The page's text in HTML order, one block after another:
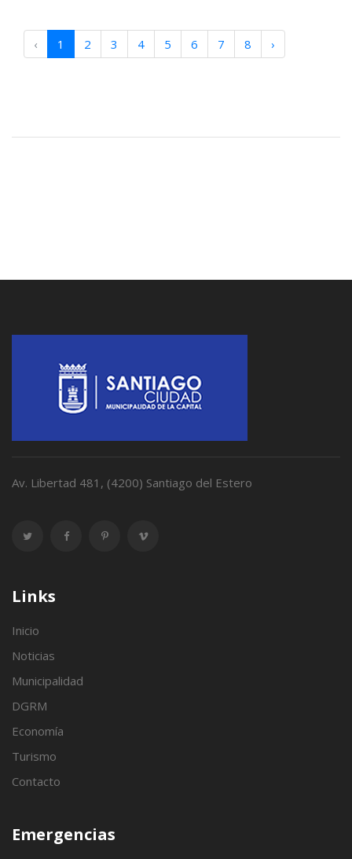
‹ 1 2 3 4 5 6 7 8 ›
Av. Libertad 481, (4200) Santiago del Estero
Links
Inicio
Noticias
Municipalidad
DGRM
Economía
Turismo
Contacto
Emergencias